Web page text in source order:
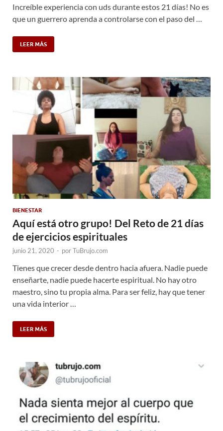
Increíble experiencia con uds durante estos 21 días! No es
que un guerrero aprenda a controlarse con el paso del …
LEER MÁS
BIENESTAR
Aquí está otro grupo! Del Reto de 21 días
de ejercicios espirituales
junio 21, 2020 - porTuBrujo.com
Tienes que crecer desde dentro hacia afuera. Nadie puede
enseñarte, nadie puede hacerte espiritual. No hay otro
maestro, sino tu propia alma. Para ser feliz, hay que tener
una vida interior …
LEER MÁS